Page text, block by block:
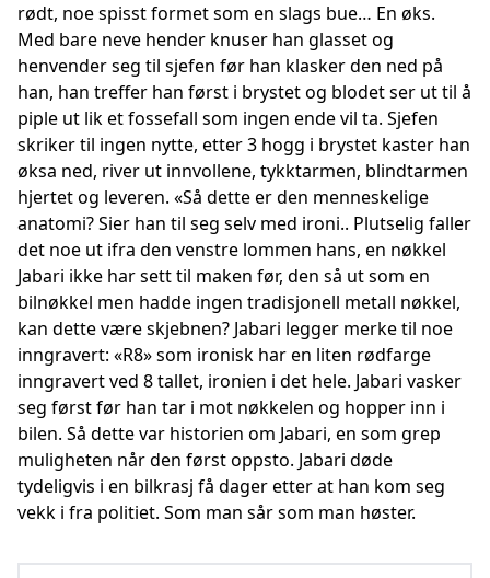
rødt, noe spisst formet som en slags bue… En øks.
Med bare neve hender knuser han glasset og
henvender seg til sjefen før han klasker den ned på
han, han treffer han først i brystet og blodet ser ut til å
piple ut lik et fossefall som ingen ende vil ta. Sjefen
skriker til ingen nytte, etter 3 hogg i brystet kaster han
øksa ned, river ut innvollene, tykktarmen, blindtarmen
hjertet og leveren. «Så dette er den menneskelige
anatomi? Sier han til seg selv med ironi.. Plutselig faller
det noe ut ifra den venstre lommen hans, en nøkkel
Jabari ikke har sett til maken før, den så ut som en
bilnøkkel men hadde ingen tradisjonell metall nøkkel,
kan dette være skjebnen? Jabari legger merke til noe
inngravert: «R8» som ironisk har en liten rødfarge
inngravert ved 8 tallet, ironien i det hele. Jabari vasker
seg først før han tar i mot nøkkelen og hopper inn i
bilen. Så dette var historien om Jabari, en som grep
muligheten når den først oppsto. Jabari døde
tydeligvis i en bilkrasj få dager etter at han kom seg
vekk i fra politiet. Som man sår som man høster.